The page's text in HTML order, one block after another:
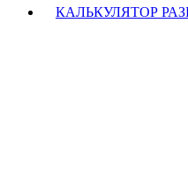
КАЛЬКУЛЯТОР